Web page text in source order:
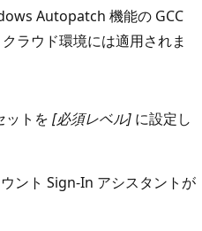
Autopatch 機能の GCC
ラウド環境には適用されま
ットを [必須レベル] に設定し
ント Sign-In アシスタントが